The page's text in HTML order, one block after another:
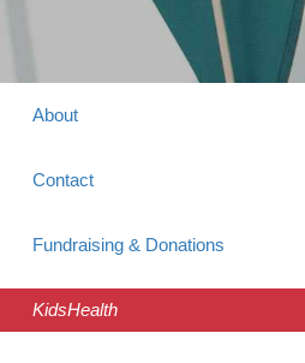
About
Contact
Fundraising & Donations
KidsHealth